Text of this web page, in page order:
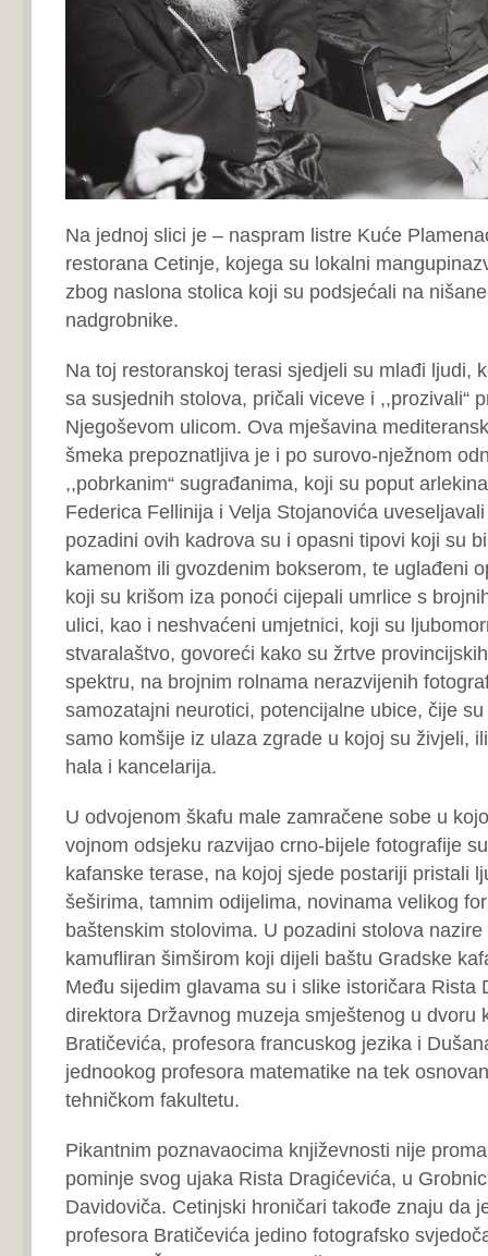
Na jednoj slici je – naspram listre Kuće
restorana Cetinje, kojega su lokalni
zbog naslona stolica koji su podsjećali na
nadgrobnike.
Na toj restoranskoj terasi sjedjeli su mlađi ljudi,
sa susjednih stolova, pričali viceve i ,,prozivali“
Njegoševom ulicom. Ova mješavina
šmeka prepoznatljiva je i po surovo-nježnom
,,pobrkanim“ sugrađanima, koji su poput
Federica Fellinija i Velja Stojanovića
pozadini ovih kadrova su i opasni tipovi koji su
kamenom ili gvozdenim bokserom, te uglađeni
koji su krišom iza ponoći cijepali umrlice s
ulici, kao i neshvaćeni umjetnici, koji su
stvaralaštvo, govoreći kako su žrtve
spektru, na brojnim rolnama nerazvijenih
samozatajni neurotici, potencijalne ubice, čije
samo komšije iz ulaza zgrade u kojoj su živjeli,
hala i kancelarija.
U odvojenom škafu male zamračene sobe u
vojnom odsjeku razvijao crno-bijele fotografije
kafanske terase, na kojoj sjede postariji pristali
šeširima, tamnim odijelima, novinama velikog
baštenskim stolovima. U pozadini stolova
kamufliran šimširom koji dijeli baštu Gradske
Među sijedim glavama su i slike istoričara Rista
direktora Državnog muzeja smještenog u dvoru
Bratičevića, profesora francuskog jezika i
jednookog profesora matematike na tek
tehničkom fakultetu.
Pikantnim poznavaocima književnosti nije
pominje svog ujaka Rista Dragićevića, u
Davidoviča. Cetinjski hroničari takođe znaju da
profesora Bratičevića jedino fotografsko